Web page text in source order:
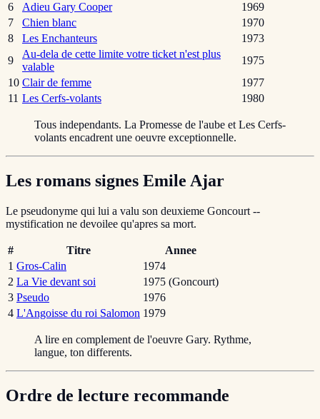
6
Adieu Gary Cooper
1969
7
Chien blanc
1970
8
Les Enchanteurs
1973
9
Au-dela de cette limite votre ticket n'est plus
valable
1975
10 Clair de femme
1977
11 Les Cerfs-volants 1980
Tous independants. La Promesse de l'aube et Les Cerfs-
volants encadrent une oeuvre exceptionnelle.
Les romans signes Emile Ajar
Le pseudonyme qui lui a valu son deuxieme Goncourt --
mystification ne devoilee qu'apres sa mort.
# Titre
Annee
1 Gros-Calin
1974
2 La Vie devant soi
1975 (Goncourt)
3 Pseudo
1976
4 L'Angoisse du roi Salomon 1979
A lire en complement de l'oeuvre Gary. Rythme,
langue, ton differents.
Ordre de lecture recommande